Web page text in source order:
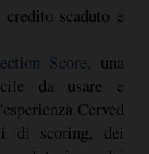
scaduto e
Score, una
da usare e
Cerved
di scoring, dei